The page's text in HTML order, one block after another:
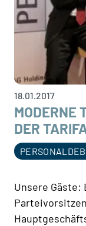
18.01.2017
MODERNE
DER
Unsere Gäste: